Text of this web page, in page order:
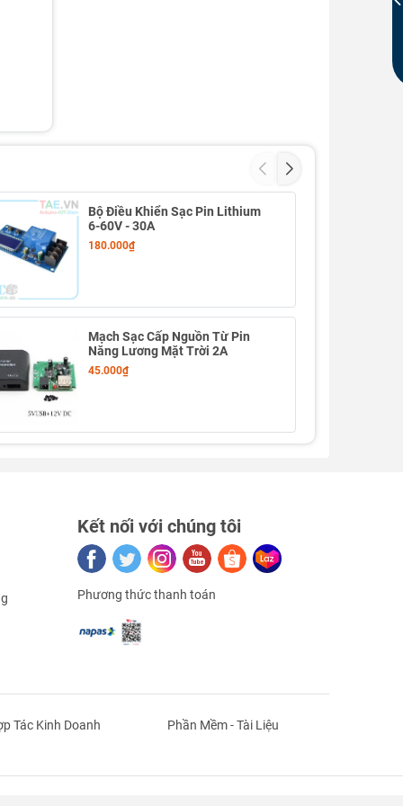
làm
Bộ Điều Khiển Sạc Pin Lithium
6-60V - 30A
180.000₫
Mạch Sạc Cấp Nguồn Từ Pin
Năng Lương Mặt Trời 2A
45.000₫
Kết nối với chúng tôi
Phương thức thanh toán
Tác Kinh Doanh Phần Mềm - Tài Liệu